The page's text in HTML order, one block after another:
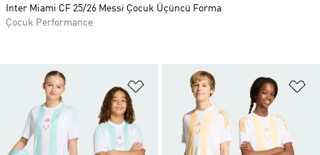
Favori Listesine Ekle
Inter Miami CF 25/26 Messi Çocuk Üçüncü Forma
Çocuk Performance